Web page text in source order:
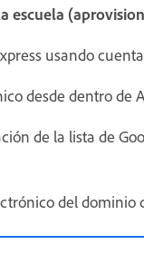
escuela
usando
desde dentro de
de la lista de
del dominio